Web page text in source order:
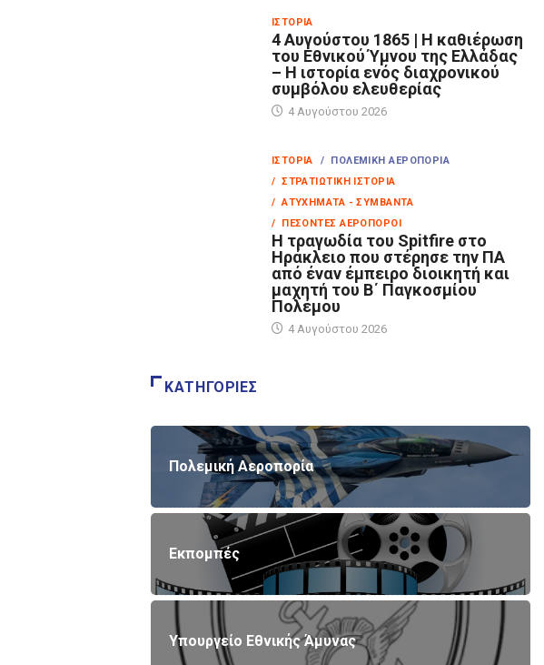
ΙΣΤΟΡΊΑ
4 Αυγούστου 1865 | Η καθιέρωση
του Εθνικού Ύμνου της Ελλάδας
– Η ιστορία ενός διαχρονικού
συμβόλου ελευθερίας
4 Αυγούστου 2026
ΙΣΤΟΡΊΑ
/ ΠΟΛΕΜΙΚΉ ΑΕΡΟΠΟΡΊΑ
/ ΣΤΡΑΤΙΩΤΙΚΉ ΙΣΤΟΡΊΑ
/ ΑΤΥΧΉΜΑΤΑ - ΣΥΜΒΆΝΤΑ
/ ΠΕΣΌΝΤΕΣ ΑΕΡΟΠΌΡΟΙ
Η τραγωδία του Spitfire στο
Ηράκλειο που στέρησε την ΠΑ
από έναν έμπειρο διοικητή και
μαχητή του Β΄ Παγκοσμίου
Πολέμου
4 Αυγούστου 2026
ΚΑΤΗΓΟΡΊΕΣ
Πολεμική Αεροπορία
Εκπομπές
Υπουργείο Εθνικής Άμυνας